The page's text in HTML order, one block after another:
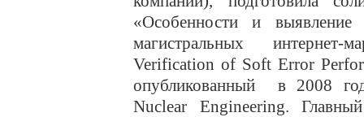
«Особенности и
магистральных интернет-
Verification of Soft Error
опубликованный в 2008
Nuclear Engineering.